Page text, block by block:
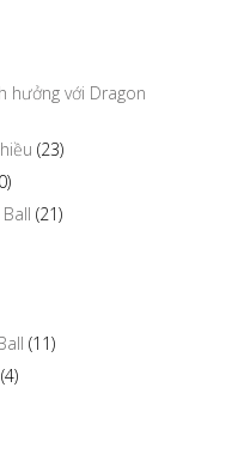
hưởng với Dragon
(23)
(21)
(11)
(4)